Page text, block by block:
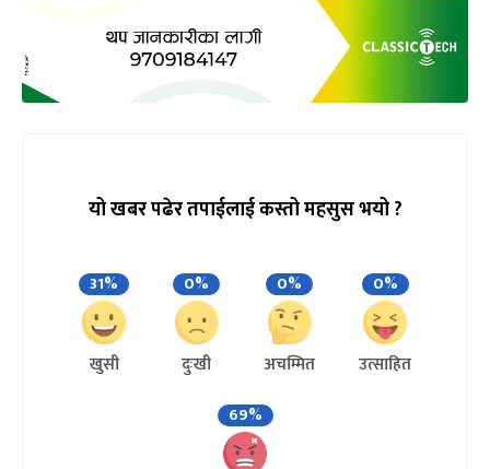
यो खबर पढेर तपाईलाई कस्तो महसुस भयो ?
31%
खुसी
0%
दुःखी
0%
अचम्मित
0%
उत्साहित
69%